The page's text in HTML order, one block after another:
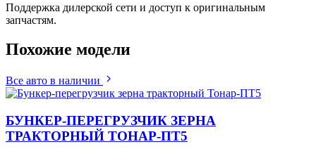
Поддержка дилерской сети и доступ к оригинальным
запчастям.
Похожие модели
Все авто в наличии
БУНКЕР-ПЕРЕГРУЗЧИК ЗЕРНА
ТРАКТОРНЫЙ ТОНАР-ПТ5